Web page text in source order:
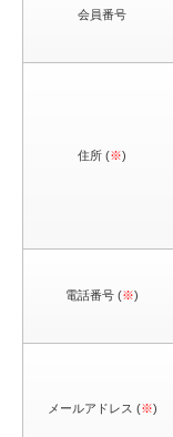
会員番号
住所 (※)
電話番号 (※)
メールアドレス (※)